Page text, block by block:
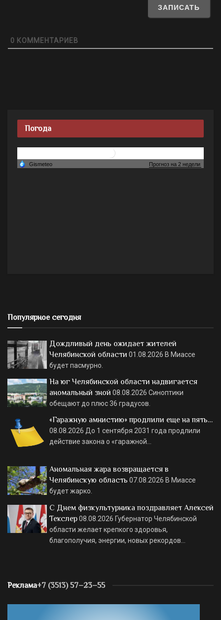
0 КОММЕНТАРИЕВ
Погода
Популярное сегодня
Дождливый день ожидает жителей
Челябинской области 01.08.2026 В Миассе
будет пасмурно.
На юг Челябинской области надвигается
аномальный зной 08.08.2026 Синоптики
обещают до плюс 36 градусов.
«Гаражную амнистию» продлили еще на пять…
08.08.2026 До 1 сентября 2031 года продлили
действие закона о «гаражной…
Аномальная жара возвращается в
Челябинскую область 07.08.2026 В Миассе
будет жарко.
С Днем физкультурника поздравляет Алексей
Текслер08.08.2026 Губернатор Челябинской
области желает крепкого здоровья,
благополучия, энергии, новых рекордов…
Реклама+7 (3513) 57–23–55